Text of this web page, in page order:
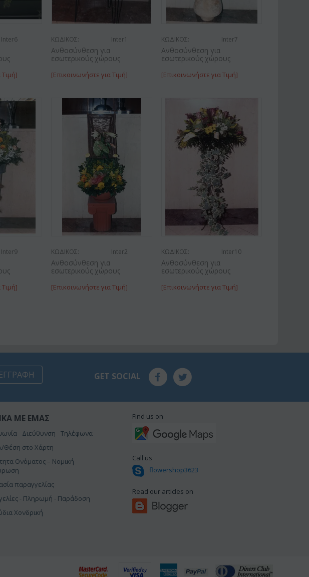
Inter6 ΚΩΔΙΚΟΣ: Inter1
Ανθοσύνθεση για
εσωτερικούς χώρους
[Επικοινωνήστε για Τιμή]
ΚΩΔΙΚΟΣ: Inter7
Ανθοσύνθεση για
εσωτερικούς χώρους
[Επικοινωνήστε για Τιμή]
Inter9 ΚΩΔΙΚΟΣ: Inter2
Ανθοσύνθεση για
εσωτερικούς χώρους
[Επικοινωνήστε για Τιμή]
ΚΩΔΙΚΟΣ: Inter10
Ανθοσύνθεση για
εσωτερικούς χώρους
[Επικοινωνήστε για Τιμή]
ΕΓΓΡΑΦΉ GET SOCIAL
ΜΕ ΕΜΆΣ
- Διεύθυνση - Τηλέφωνα
Θέση στο Χάρτη
Ονόματος – Νομική
παραγγελίας
- Πληρωμή - Παράδοση
Χονδρική
Find us on
Call us
flowershop3623
Read our articles on